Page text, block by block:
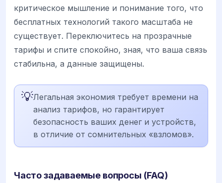
критическое мышление и понимание того, что
бесплатных технологий такого масштаба не
существует. Переключитесь на прозрачные
тарифы и спите спокойно, зная, что ваша связь
стабильна, а данные защищены.
💡Легальная экономия требует времени на
анализ тарифов, но гарантирует
безопасность ваших денег и устройств,
в отличие от сомнительных «взломов».
Часто задаваемые вопросы (FAQ)